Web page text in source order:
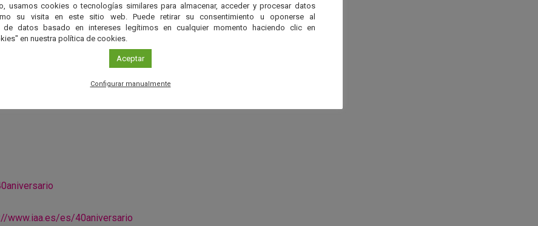
de la Agencia Espacial Europea.
Andalucía
www.iaa.es/es/40aniversario
usamos cookies o tecnologías similares para almacenar, acceder y procesar datos
su visita en este sitio web. Puede retirar su consentimiento u oponerse al
de datos basado en intereses legítimos en cualquier momento haciendo clic en
en nuestra política de cookies.
Aceptar
Configurar manualmente